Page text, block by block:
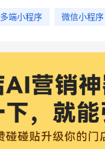
多端小程序 微信小程序